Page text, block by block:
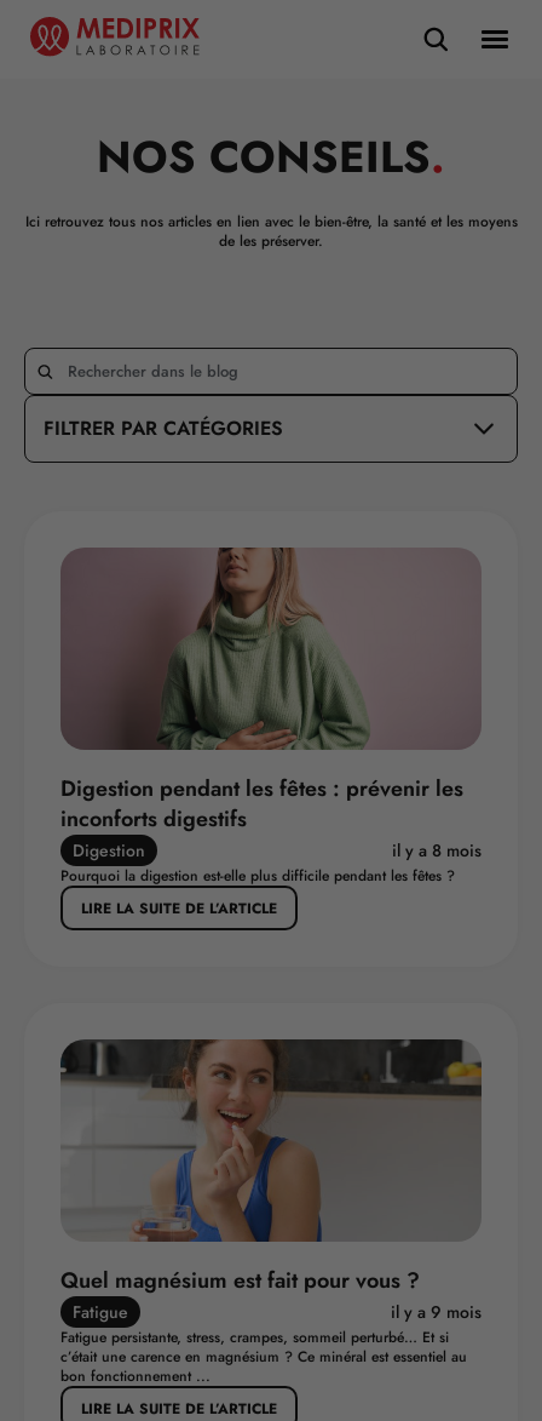
NOS CONSEILS.
Ici retrouvez tous nos articles en lien avec le bien-être, la santé et les moyens
de les préserver.
FILTRER PAR CATÉGORIES
Digestion pendant les fêtes : prévenir les
inconforts digestifs
Digestion il y a 8 mois
Pourquoi la digestion est-elle plus difficile pendant les fêtes ?
LIRE LA SUITE DE L’ARTICLE
Quel magnésium est fait pour vous ?
Fatigue il y a 9 mois
Fatigue persistante, stress, crampes, sommeil perturbé… Et si
c’était une carence en magnésium ? Ce minéral est essentiel au
bon fonctionnement ...
LIRE LA SUITE DE L’ARTICLE